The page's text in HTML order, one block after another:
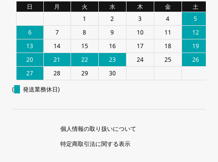
日 月 火 水 木 金
土
1
2 3 4
5
6
7 8 9 10 11
12
13
14 15 16 17 18
19
20
21 22 23 24 25
26
27
28 29
30
(
発送業務休日)
個人情報の取り扱いについて
特定商取引法に関する表示